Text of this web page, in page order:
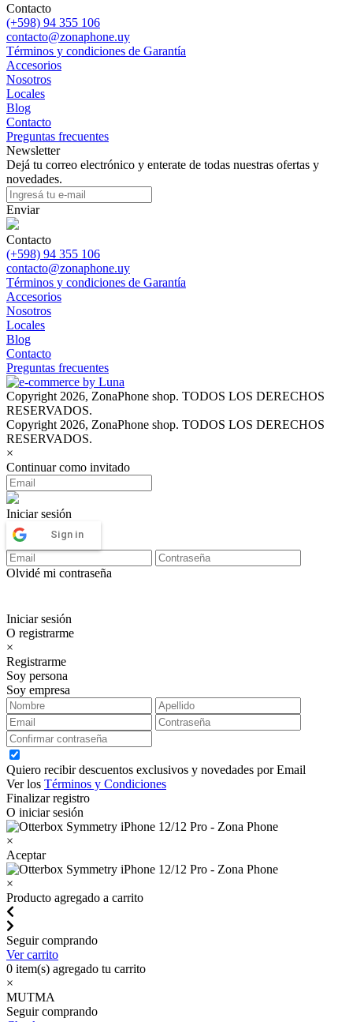
Contacto
(+598) 94 355 106
contacto@zonaphone.uy
Términos y condiciones de Garantía
Accesorios
Nosotros
Locales
Blog
Contacto
Preguntas frecuentes
Newsletter
Dejá tu correo electrónico y enterate de todas nuestras ofertas y
novedades.
Enviar
Contacto
(+598) 94 355 106
contacto@zonaphone.uy
Términos y condiciones de Garantía
Accesorios
Nosotros
Locales
Blog
Contacto
Preguntas frecuentes
Copyright 2026, ZonaPhone shop. TODOS LOS DERECHOS
RESERVADOS.
Copyright 2026, ZonaPhone shop. TODOS LOS DERECHOS
RESERVADOS.
×
Continuar como invitado
Iniciar sesión
Sign in
Olvidé mi contraseña
Iniciar sesión
O registrarme
×
Registrarme
Soy persona
Soy empresa
Quiero recibir descuentos exclusivos y novedades por Email
Ver los Términos y Condiciones
Finalizar registro
O iniciar sesión
×
Aceptar
×
Producto agregado a carrito
Seguir comprando
Ver carrito
0 item(s) agregado tu carrito
×
MUTMA
Seguir comprando